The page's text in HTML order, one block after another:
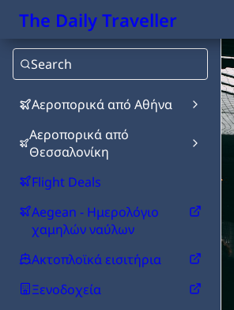
The Daily Traveller
Search
Αεροπορικά από Αθήνα
Αεροπορικά από
Θεσσαλονίκη
Flight Deals
Aegean - Ημερολόγιο
χαμηλών ναύλων
Ακτοπλοϊκά εισιτήρια
Ξενοδοχεία